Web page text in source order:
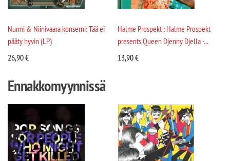
Nurmi & Niinivaara konserni: Tää ei
pääty hyvin (LP)
26,90€
Halme Prospekt : Halme Prospekt
presents Queen Djenny Djella -...
13,90€
Ennakkomyynnissä